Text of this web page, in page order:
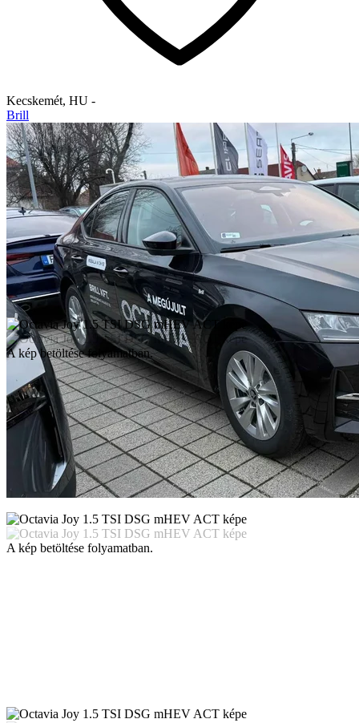
Kecskemét, HU -
Brill
A kép betöltése folyamatban.
A kép betöltése folyamatban.